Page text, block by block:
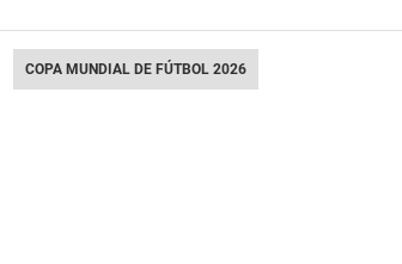
COPA MUNDIAL DE FÚTBOL 2026